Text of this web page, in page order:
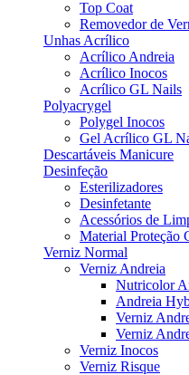
Top Coat
Removedor de
Unhas Acrílico
Acrílico Andreia
Acrílico Inocos
Acrílico GL Nails
Polyacrygel
Polygel Inocos
Gel Acrílico GL
Descartáveis Manicure
Desinfeção
Esterilizadores
Desinfetante
Acessórios de
Material Proteção
Verniz Normal
Verniz Andreia
Nutricolor
Andreia
Verniz
Verniz
Verniz Inocos
Verniz Risque